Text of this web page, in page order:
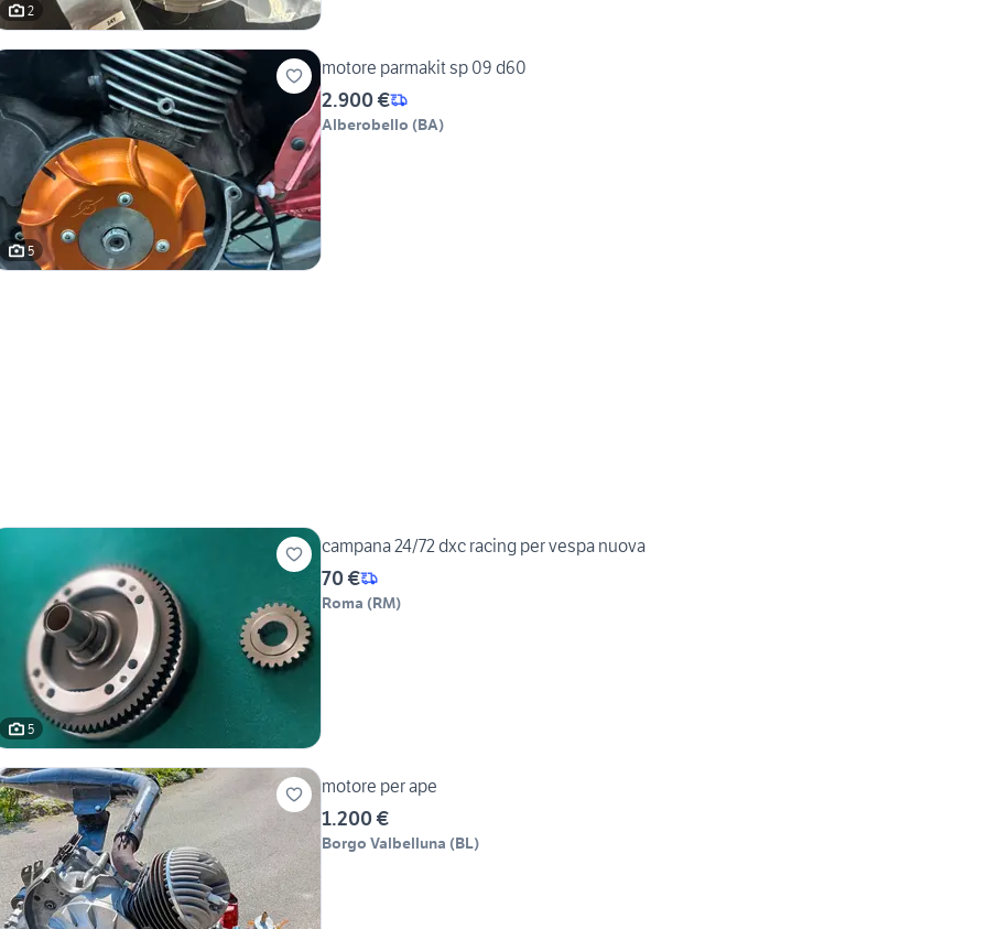
2
5
motore parmakit sp 09 d60
2.900 €
Alberobello (BA)
5
campana 24/72 dxc racing per vespa nuova
70 €
Roma (RM)
motore per ape
1.200 €
Borgo Valbelluna (BL)